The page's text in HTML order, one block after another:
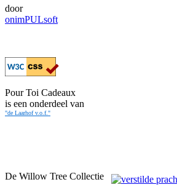
door
onimPULsoft
Pour Toi Cadeaux
is een onderdeel van
"de Laarhof v.o.f."
De Willow Tree Collectie